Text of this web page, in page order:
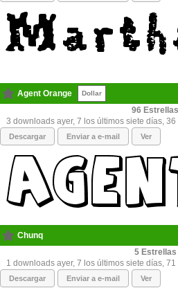
Agent Orange Dollar
96
3 downloads ayer, 7 los últimos siete días,
Descargar Enviar a e-mail Ver
Chunq
5
1 downloads ayer, 7 los últimos siete días,
Descargar Enviar a e-mail Ver